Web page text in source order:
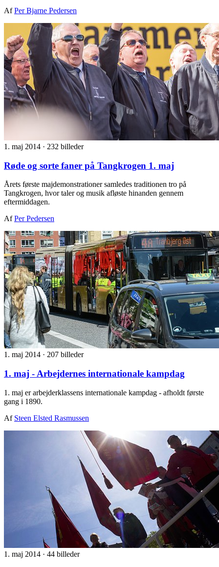
AfPer Bjarne Pedersen
1. maj 2014 · 232 billeder
Røde og sorte faner på Tangkrogen 1. maj
Årets første majdemonstrationer samledes traditionen tro på
Tangkrogen, hvor taler og musik afløste hinanden gennem
eftermiddagen.
AfPer Pedersen
1. maj 2014 · 207 billeder
1. maj - Arbejdernes internationale kampdag
1. maj er arbejderklassens internationale kampdag - afholdt første
gang i 1890.
Af Steen Elsted Rasmussen
1. maj 2014 · 44 billeder